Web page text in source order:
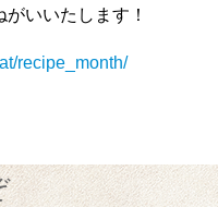
いいたします！
recipe_month/